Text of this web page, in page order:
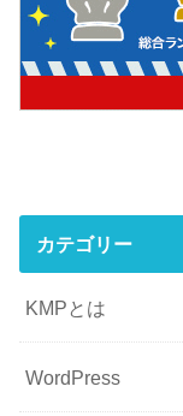
カテゴリー
KMPとは
WordPress